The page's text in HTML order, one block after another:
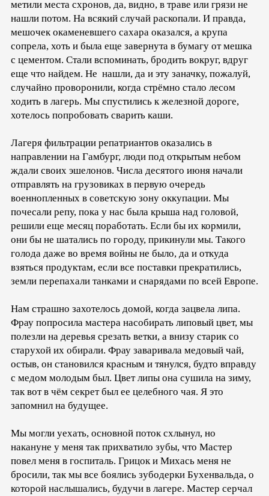
метили места схронов, да, видно, в траве или грязи не
нашли потом. На всякий случай раскопали. И правда,
мешочек окаменевшего сахара оказался, а крупа
сопрела, хоть и была еще завернута в бумагу от мешка
с цементом. Стали вспоминать, бродить вокруг, вдруг
еще что найдем. Не нашли, да и эту заначку, пожалуй,
случайно проворонили, когда стрёмно стало лесом
ходить в лагерь. Мы спустились к железной дороге,
хотелось попробовать сварить каши.
Лагеря фильтрации репатриантов оказались в
направлении на Гамбург, люди под открытым небом
ждали своих эшелонов. Числа десятого июня начали
отправлять на грузовиках в первую очередь
военнопленных в советскую зону оккупации. Мы
почесали репу, пока у нас была крыша над головой,
решили еще месяц поработать. Если бы их кормили,
они бы не шатались по городу, прикинули мы. Такого
голода даже во время войны не было, да и откуда
взяться продуктам, если все поставки прекратились,
земли перепахали танками и снарядами по всей Европе.
Нам страшно захотелось домой, когда зацвела липа.
Фрау попросила мастера насобирать липовый цвет, мы
полезли на деревья срезать ветки, а внизу старик со
старухой их обирали. Фрау заваривала медовый чай,
остыв, он становился красным и тянулся, будто вправду
с медом молодым был. Цвет липы она сушила на зиму,
так вот в чём секрет был ее целебного чая. Я это
запомнил на будущее.
Мы могли уехать, основной поток схлынул, но
накануне у меня так прихватило зубы, что Мастер
повел меня в госпиталь. Грицок и Михась меня не
бросили, так мы все боялись зубодерки Бухенвальда, о
которой наслышались, будучи в лагере. Мастер серчал